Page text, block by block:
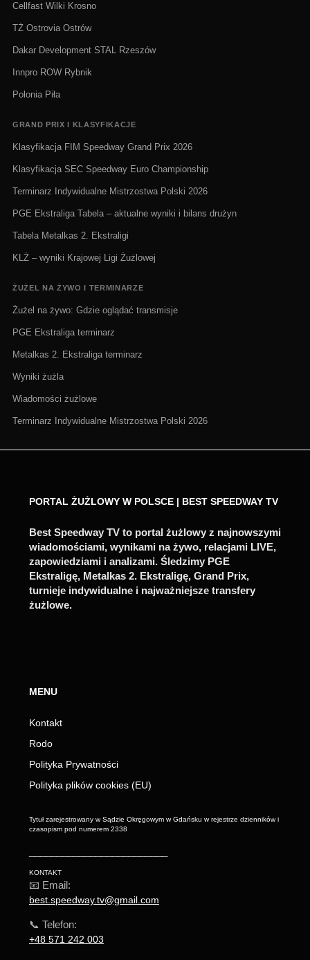
Cellfast Wilki Krosno
TŻ Ostrovia Ostrów
Dakar Development STAL Rzeszów
Innpro ROW Rybnik
Polonia Piła
GRAND PRIX I KLASYFIKACJE
Klasyfikacja FIM Speedway Grand Prix 2026
Klasyfikacja SEC Speedway Euro Championship
Terminarz Indywidualne Mistrzostwa Polski 2026
PGE Ekstraliga Tabela – aktualne wyniki i bilans drużyn
Tabela Metalkas 2. Ekstraligi
KLŻ – wyniki Krajowej Ligi Żużlowej
ŻUŻEL NA ŻYWO I TERMINARZE
Żużel na żywo: Gdzie oglądać transmisje
PGE Ekstraliga terminarz
Metalkas 2. Ekstraliga terminarz
Wyniki żużla
Wiadomości żużlowe
Terminarz Indywidualne Mistrzostwa Polski 2026
PORTAL ŻUŻLOWY W POLSCE | BEST SPEEDWAY TV
Best Speedway TV to portal żużlowy z najnowszymi
wiadomościami, wynikami na żywo, relacjami LIVE,
zapowiedziami i analizami. Śledzimy PGE
Ekstraligę, Metalkas 2. Ekstraligę, Grand Prix,
turnieje indywidualne i najważniejsze transfery
żużlowe.
MENU
Kontakt
Rodo
Polityka Prywatności
Polityka plików cookies (EU)
Tytuł zarejestrowany w Sądzie Okręgowym w Gdańsku w rejestrze dzienników i
czasopism pod numerem 2338
KONTAKT
📧 Email:
best.speedway.tv@gmail.com
📞 Telefon:
+48 571 242 003